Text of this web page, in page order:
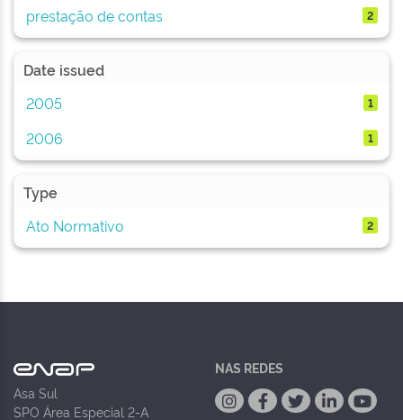
prestação de contas 2
Date issued
2005
1
2006 1
Type
Ato Normativo
2
Asa Sul
SPO Área Especial 2-A
NAS REDES